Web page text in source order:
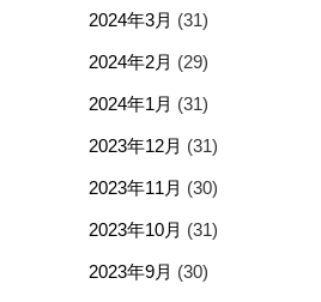
2024年3月 (31)
2024年2月 (29)
2024年1月 (31)
2023年12月 (31)
2023年11月 (30)
2023年10月 (31)
2023年9月 (30)